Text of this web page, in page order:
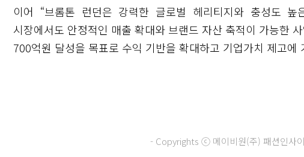
이어 “브롬톤 런던은 강력한 글로벌 헤리티지와 충성도
시장에서도 안정적인 매출 확대와 브랜드 자산 축적이 가능한
700억원 달성을 목표로 수익 기반을 확대하고 기업가치 제고에
- Copyrights ⓒ 메이비원(주) 패션인사